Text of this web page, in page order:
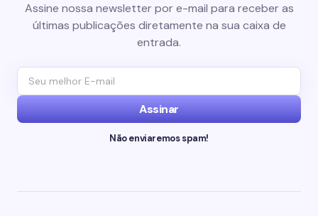
Assine nossa newsletter por e-mail para receber as
últimas publicações diretamente na sua caixa de
entrada.
Assinar
Não enviaremos spam!